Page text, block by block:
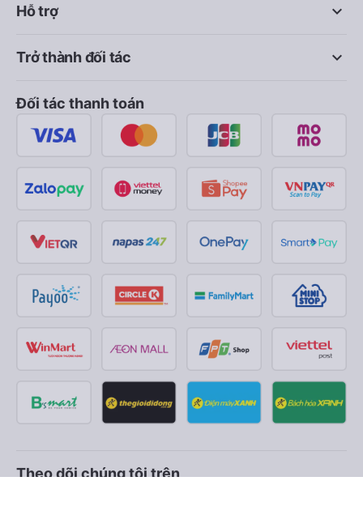
keyboard_arrow_down
Hỗ trợ
keyboard_arrow_down
Trở thành đối tác
Đối tác thanh toán
Theo dõi chúng tôi trên